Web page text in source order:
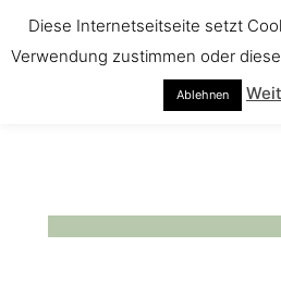
Diese Internetseitseite setzt
Verwendung zustimmen oder
Ablehnen